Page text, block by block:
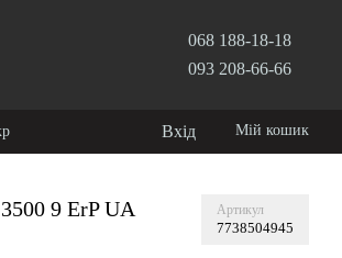
068 188-18-18
093 208-66-66
Вхід Мій кошик
9 ErP UA Артикул
7738504945